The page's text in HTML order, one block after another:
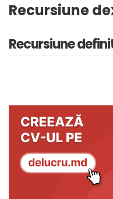
Recursiune
Recursiune